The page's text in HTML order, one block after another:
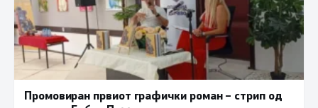
Промовиран првиот графички роман – стрип од